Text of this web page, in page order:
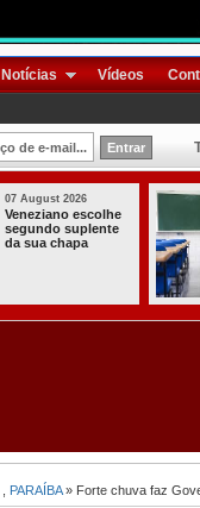
Notícias Vídeos
07 August 2026
Homem é preso
com armas,
munições e
PARAÍBA» Forte chuva faz